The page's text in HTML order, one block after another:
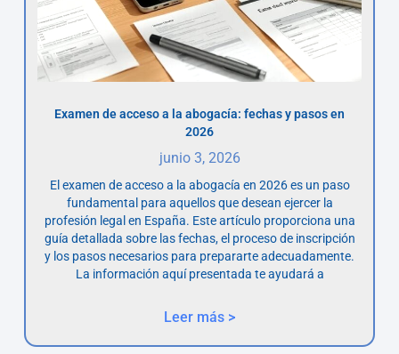
Examen de acceso a la abogacía: fechas y pasos en
2026
junio 3, 2026
El examen de acceso a la abogacía en 2026 es un paso
fundamental para aquellos que desean ejercer la
profesión legal en España. Este artículo proporciona una
guía detallada sobre las fechas, el proceso de inscripción
y los pasos necesarios para prepararte adecuadamente.
La información aquí presentada te ayudará a
Leer más >